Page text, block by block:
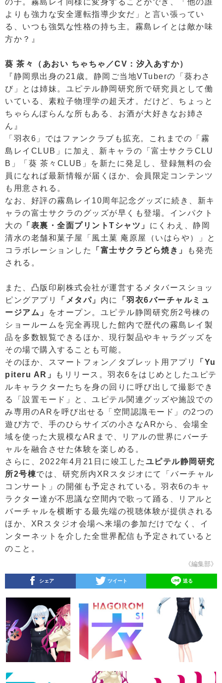
の子。霧島レイ同様に変身することができ、「他の誰
よりも強力な安全運転指導少女だ」と言い張ってい
る、いつも強気な性格の持ち主。霧島レイとは敵か味
方か？』
葵 茶々（あおい ちゃちゃ／CV：汐入あすか）
『静岡県出身の21歳。静岡ご当地VTuberの「葵わさ
び」とは姉妹。ユピテル静岡研究所で研究員として働
いている、素粒子物理学の超天才。だけど、ちょっと
ちゃらんぽらんな所もある、お酒が大好きなお姉さ
ん』
「羽衣6」ではファンクラブも拡充。これまでの「霧
島レイCLUB」に加え、新キャラの「富士サクラCLU
B」「葵 茶々CLUB」を新たに発足し、登録無料の会
員になれば最新情報が届くほか、会員限定コンテンツ
も用意される。
なお、好評の霧島レイ10周年記念グッズに続き、新キ
ャラの富士サクラのグッズが早くも登場。インパクト
大の 「表裏・全面プリントTシャツ」 にくわえ、静岡
清水の老舗和菓子屋「風土菓 庵原屋（いはらや）」と
コラボレーションした
「富士サクラどら焼き」
も発売
される。
また、凸版印刷株式会社が運営するメタバースショッ
ピングアプリ
「メタパ」 内に
「羽衣6バーチャルミュ
ージアム」
をオープン。ユピテル静岡研究所2号棟の
ショールームを完全再現した館内で歴代の霧島レイ製
品を多数観覧できるほか、現行製品やキャラグッズを
その場で購入することも可能。
そのほか、スマートフォン／タブレット用アプリ
「Yu
piteru AR」
もリリース。羽衣6をはじめとしたユピテ
ルキャラクターたちを身の回りに呼び出して撮影でき
る「設置モード」と、ユピテル関連グッズや施設での
み専用のARを呼び出せる「空間認識モード」の2つの
遊び方で、手のひらサイズの小さなARから、会場全
域を使った大規模なARまで、リアルの世界にバーチ
ャルを融合させた体験を楽しめる。
さらに、2022年4月21日に竣工した ユピテル静岡研究
所2号棟では、研究所内XRスタジオにて「バーチャル
コンサート」の開催も予定されている。羽衣6のキャ
ラクター達が不思議な空間内で歌って踊る、リアルと
バーチャルを横断する最先端の視聴体験が提供される
ほか、XRスタジオ会場へ来場の参加だけでなく、イ
ンターネットを介した全世界配信も予定されていると
のこと。
《編集部》
シェア ツイート 送る